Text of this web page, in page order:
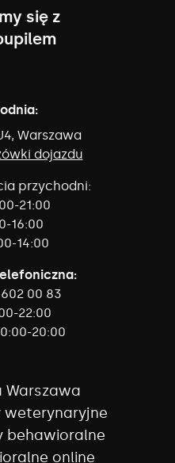
się z
Warszawa
dojazdu
przychodni:
21:00
16:00
14:00
00 83
22:00
20:00
Warszawa
weterynaryjne
behawioralne
online